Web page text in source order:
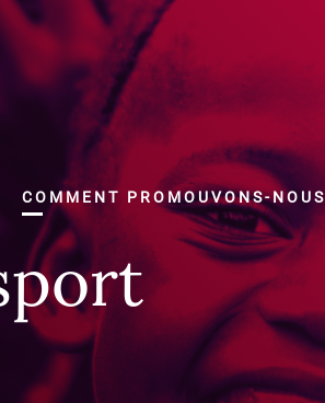
COMMENT PROMOUVONS-NOUS